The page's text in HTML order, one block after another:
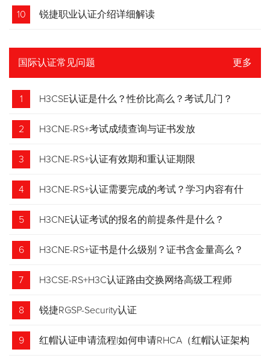
10 锐捷职业认证介绍详细解读
国际认证常见问题 更多
1 H3CSE认证是什么？性价比高么？考试几门？
2 H3CNE-RS+考试成绩查询与证书发放
3 H3CNE-RS+认证有效期和重认证期限
4 H3CNE-RS+认证需要完成的考试？学习内容有什
么？
5 H3CNE认证考试的报名的前提条件是什么？
6 H3CNE-RS+证书是什么级别？证书含金量高么？
7 H3CSE-RS+H3C认证路由交换网络高级工程师
8 锐捷RGSP-Security认证
9 红帽认证申请流程|如何申请RHCA（红帽认证架构